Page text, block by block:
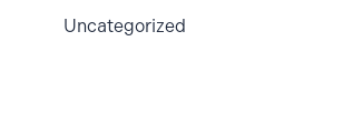
Uncategorized